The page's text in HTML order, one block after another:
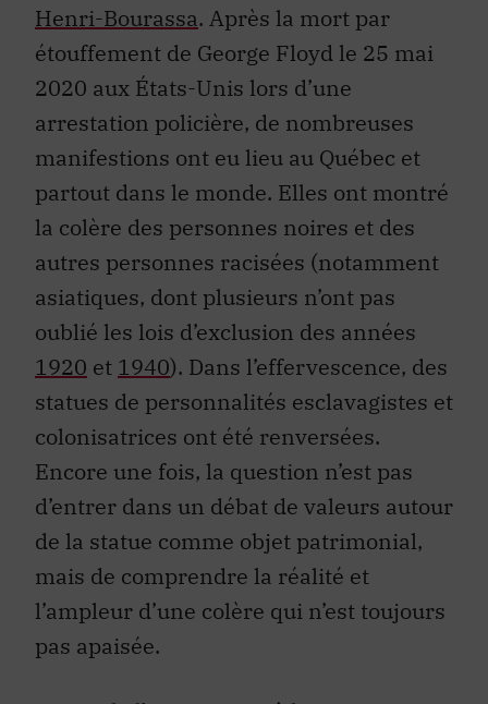
Henri-Bourassa. Après la mort par
étouffement de George Floyd le 25 mai
2020 aux États-Unis lors d’une
arrestation policière, de nombreuses
manifestions ont eu lieu au Québec et
partout dans le monde. Elles ont montré
la colère des personnes noires et des
autres personnes racisées (notamment
asiatiques, dont plusieurs n’ont pas
oublié les lois d’exclusion des années
1920 et 1940). Dans l’effervescence, des
statues de personnalités esclavagistes et
colonisatrices ont été renversées.
Encore une fois, la question n’est pas
d’entrer dans un débat de valeurs autour
de la statue comme objet patrimonial,
mais de comprendre la réalité et
l’ampleur d’une colère qui n’est toujours
pas apaisée.